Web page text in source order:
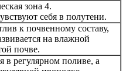
зона 4.
себя в полутени.
к почвенному составу,
на влажной
почве.
в регулярном поливе, а